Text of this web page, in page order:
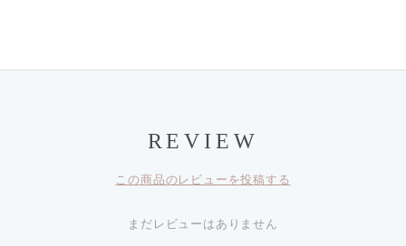
REVIEW
この商品のレビューを投稿する
まだレビューはありません